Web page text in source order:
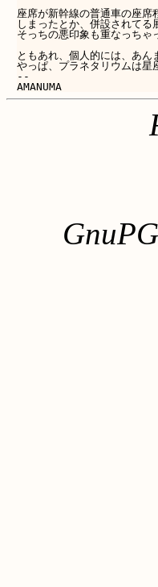
座席が新幹線の普通車の座席
しまったとか、併設されて
そっちの悪印象も重なっちゃ
ともあれ、個人的には、あん
やっぱ、プラネタリウムは星
--